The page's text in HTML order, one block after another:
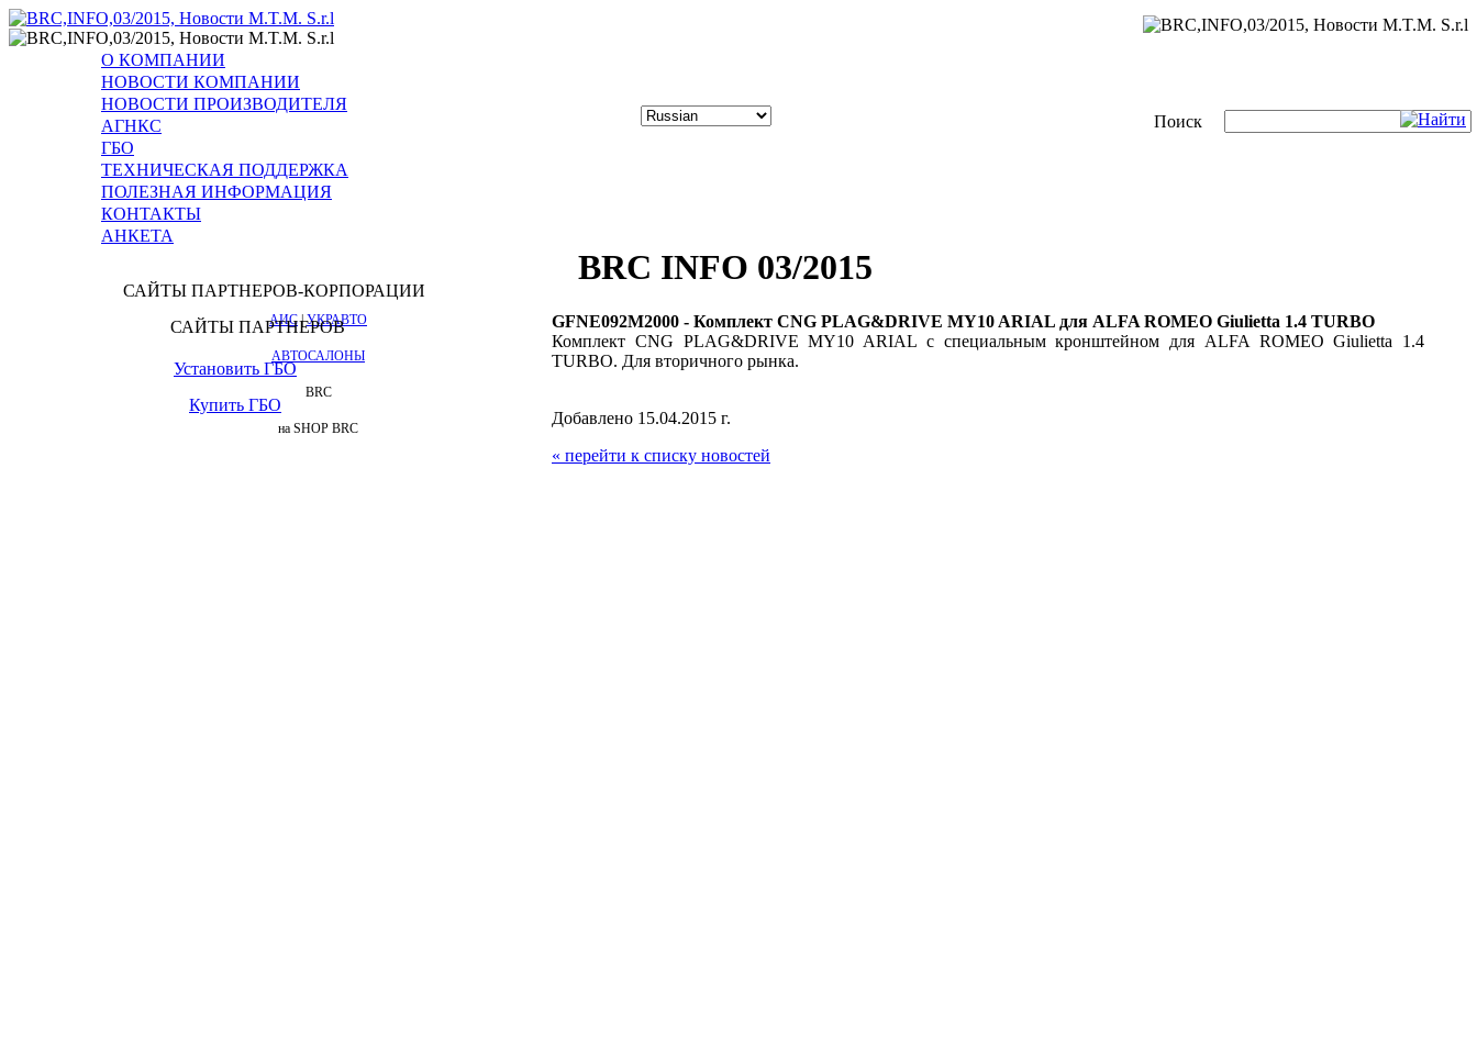
О КОМПАНИИ
НОВОСТИ КОМПАНИИ
НОВОСТИ ПРОИЗВОДИТЕЛЯ
АГНКС
ГБО
ТЕХНИЧЕСКАЯ ПОДДЕРЖКА
ПОЛЕЗНАЯ ИНФОРМАЦИЯ
КОНТАКТЫ
АНКЕТА
САЙТЫ ПАРТНЕРОВ-КОРПОРАЦИИ
АИС|УКРАВТО
САЙТЫ ПАРТНЕРОВ
АВТОСАЛОНЫ
Установить ГБО
BRC
Купить ГБО
на SHOP BRC
Поиск
BRC INFO 03/2015
GFNE092M2000 - Комплект CNG PLAG&DRIVE MY10 ARIAL для ALFA ROMEO Giulietta 1.4 TURBO
Комплект CNG PLAG&DRIVE MY10 ARIAL с специальным кронштейном для ALFA ROMEO Giulietta 1.4
TURBO. Для вторичного рынка.
Добавлено 15.04.2015 г.
« перейти к списку новостей